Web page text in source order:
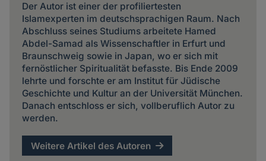
Der Autor ist einer der profiliertesten
Islamexperten im deutschsprachigen Raum. Nach
Abschluss seines Studiums arbeitete Hamed
Abdel-Samad als Wissenschaftler in Erfurt und
Braunschweig sowie in Japan, wo er sich mit
fernöstlicher Spiritualität befasste. Bis Ende 2009
lehrte und forschte er am Institut für Jüdische
Geschichte und Kultur an der Universität München.
Danach entschloss er sich, vollberuflich Autor zu
werden.
Weitere Artikel des Autoren